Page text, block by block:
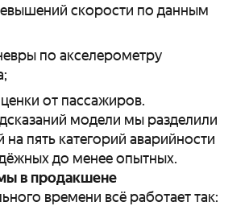
скорости по данным
по акселерометру
от пассажиров.
модели мы разделили
на пять категорий аварийности
до менее опытных.
в продакшене
времени всё работает так: